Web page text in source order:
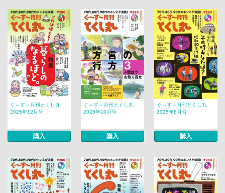
ぐ～す～月刊とくし丸
2025年12月号
購入
ぐ～す～月刊とくし丸
2025年10月号
購入
ぐ～す～月刊とくし丸
2025年8月号
購入